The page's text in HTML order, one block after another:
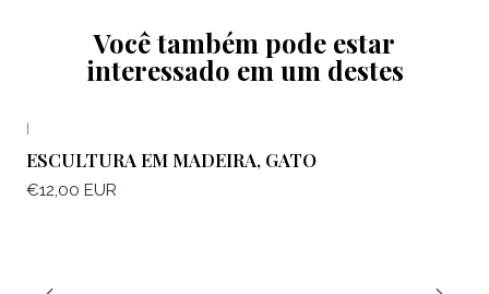
Você também pode estar
interessado em um destes
ESCULTURA EM MADEIRA, GATO
€12,00 EUR